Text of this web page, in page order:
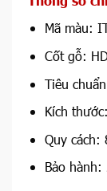
Mã màu:
Cốt gỗ:
Tiêu
Kích
Quy cách:
Bảo hành: